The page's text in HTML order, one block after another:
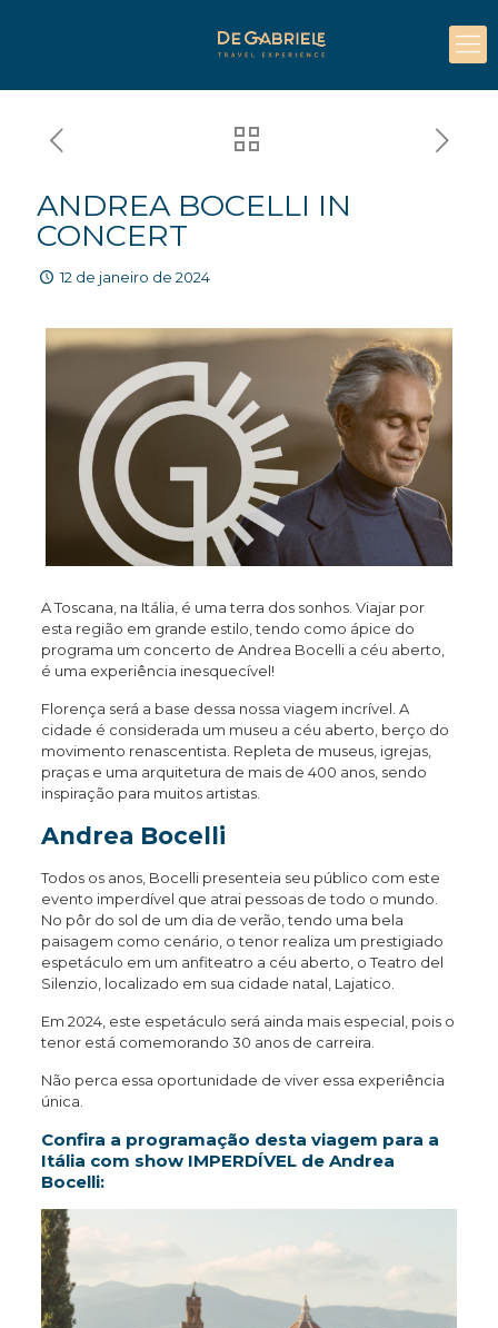
ANDREA BOCELLI IN
CONCERT
12 de janeiro de 2024
A Toscana, na Itália, é uma terra dos sonhos. Viajar por
esta região em grande estilo, tendo como ápice do
programa um concerto de Andrea Bocelli a céu aberto,
é uma experiência inesquecível!
Florença será a base dessa nossa viagem incrível. A
cidade é considerada um museu a céu aberto, berço do
movimento renascentista. Repleta de museus, igrejas,
praças e uma arquitetura de mais de 400 anos, sendo
inspiração para muitos artistas.
Andrea Bocelli
Todos os anos, Bocelli presenteia seu público com este
evento imperdível que atrai pessoas de todo o mundo.
No pôr do sol de um dia de verão, tendo uma bela
paisagem como cenário, o tenor realiza um prestigiado
espetáculo em um anfiteatro a céu aberto, o Teatro del
Silenzio, localizado em sua cidade natal, Lajatico.
Em 2024, este espetáculo será ainda mais especial, pois o
tenor está comemorando 30 anos de carreira.
Não perca essa oportunidade de viver essa experiência
única.
Confira a programação desta viagem para a
Itália com show IMPERDÍVEL de Andrea
Bocelli: